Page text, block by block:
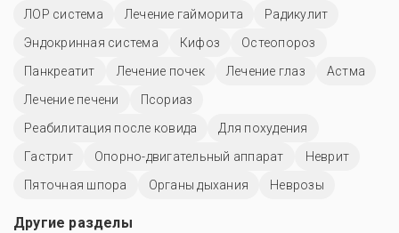
ЛОР система
Лечение гайморита
Радикулит
Эндокринная система
Кифоз
Остеопороз
Панкреатит
Лечение почек Лечение глаз
Астма
Лечение печени
Псориаз
Реабилитация после ковида
Для похудения
Гастрит
Опорно-двигательный аппарат
Неврит
Пяточная шпора
Органы дыхания Неврозы
Другие разделы